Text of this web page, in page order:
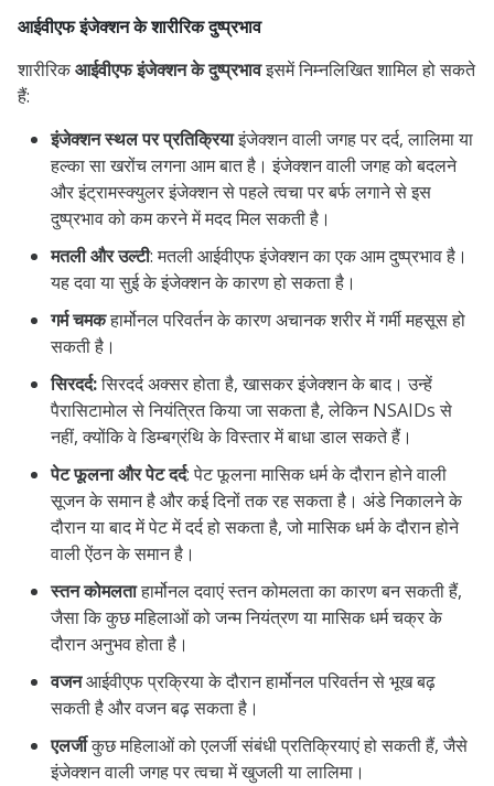
आईवीएफ इंजेक्शन के शारीरिक दुष्प्रभाव
शारीरिकआईवीएफ इंजेक्शन के दुष्प्रभावइसमें निम्नलिखित शामिल हो सकते
हैं:
इंजेक्शन स्थल पर प्रतिक्रियाइंजेक्शन वाली जगह पर दर्द, लालिमा या
हल्का सा खरोंच लगना आम बात है। इंजेक्शन वाली जगह को बदलने
और इंट्रामस्क्युलर इंजेक्शन से पहले त्वचा पर बर्फ लगाने से इस
दुष्प्रभाव को कम करने में मदद मिल सकती है।
मतली और उल्टी: मतली आईवीएफ इंजेक्शन का एक आम दुष्प्रभाव है।
यह दवा या सुई के इंजेक्शन के कारण हो सकता है।
गर्म चमकहार्मोनल परिवर्तन के कारण अचानक शरीर में गर्मी महसूस हो
सकती है।
सिरदर्द:सिरदर्द अक्सर होता है, खासकर इंजेक्शन के बाद। उन्हें
पैरासिटामोल से नियंत्रित किया जा सकता है, लेकिन NSAIDs से
नहीं, क्योंकि वे डिम्बग्रंथि के विस्तार में बाधा डाल सकते हैं।
पेट फूलना और पेट दर्द: पेट फूलना मासिक धर्म के दौरान होने वाली
सूजन के समान है और कई दिनों तक रह सकता है। अंडे निकालने के
दौरान या बाद में पेट में दर्द हो सकता है, जो मासिक धर्म के दौरान होने
वाली ऐंठन के समान है।
स्तन कोमलताहार्मोनल दवाएं स्तन कोमलता का कारण बन सकती हैं,
जैसा कि कुछ महिलाओं को जन्म नियंत्रण या मासिक धर्म चक्र के
दौरान अनुभव होता है।
वजनआईवीएफ प्रक्रिया के दौरान हार्मोनल परिवर्तन से भूख बढ़
सकती है और वजन बढ़ सकता है।
एलर्जीकुछ महिलाओं को एलर्जी संबंधी प्रतिक्रियाएं हो सकती हैं, जैसे
इंजेक्शन वाली जगह पर त्वचा में खुजली या लालिमा।